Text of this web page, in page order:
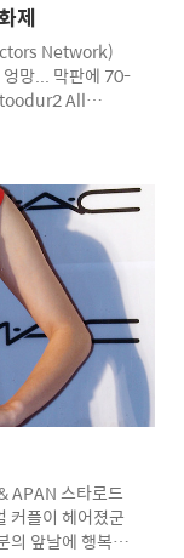
제
Network)
엉망... 막판에 70-
All
Copyright
without
APAN 스타로드
커플이 헤어졌군
의 앞날에 행복만